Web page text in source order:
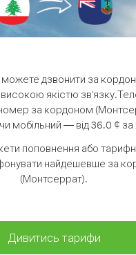
можете дзвонити за кордон
якістю зв'язку.
за кордоном
мобільний — від 36.0 ¢ за
поповнення або
найдешевше за
(Монтсеррат).
Дивитись тарифи